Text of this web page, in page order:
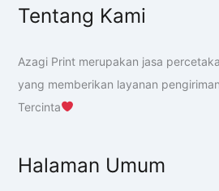
Tentang Kami
Azagi Print merupakan jasa
yang memberikan layanan
Tercinta
Halaman Umum